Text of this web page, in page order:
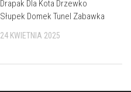
Drapak Dla Kota Drzewko
Słupek Domek Tunel Zabawka
24 KWIETNIA 2025